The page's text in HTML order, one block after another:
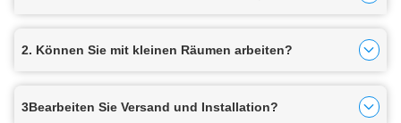
2. Können Sie mit kleinen Räumen arbeiten?
3Bearbeiten Sie Versand und Installation?